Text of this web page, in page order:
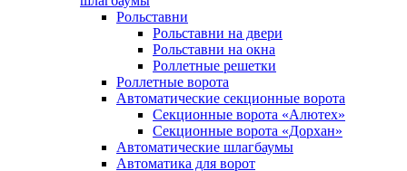
Рольставни
Рольставни на двери
Рольставни на окна
Роллетные решетки
Роллетные ворота
Автоматические секционные ворота
Секционные ворота «Алютех»
Секционные ворота «Дорхан»
Автоматические шлагбаумы
Автоматика для ворот